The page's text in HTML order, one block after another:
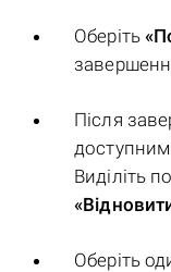
Оберіть
Після
Виділіть
Оберіть